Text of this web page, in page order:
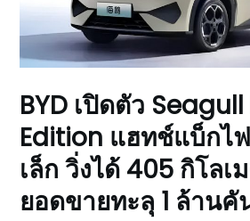
BYD เปิดตัว
Edition แฮทช์แบ็กไ
เล็ก วิ่งได้ 405 กิโลเ
ยอดขายทะลุ 1 ล้านคั